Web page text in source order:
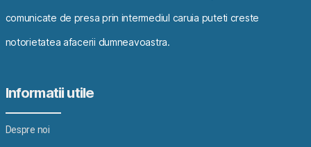
comunicate de presa prin intermediul caruia puteti creste
notorietatea afacerii dumneavoastra.
Informatii utile
Despre noi